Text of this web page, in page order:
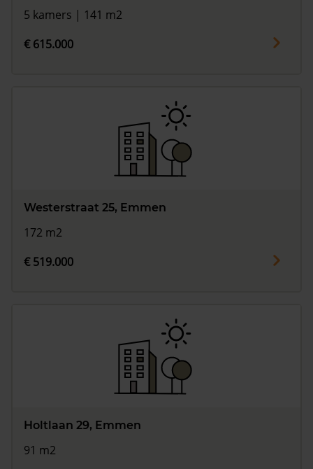
5 kamers | 141 m2
€ 615.000
Westerstraat 25, Emmen
172 m2
€ 519.000
Holtlaan 29, Emmen
91 m2